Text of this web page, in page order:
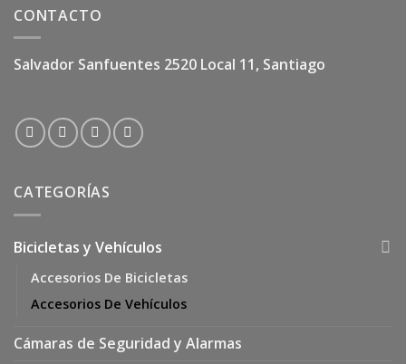
CONTACTO
Salvador Sanfuentes 2520 Local 11, Santiago
CATEGORÍAS
Bicicletas y Vehículos
Accesorios De Bicicletas
Accesorios De Vehículos
Cámaras de Seguridad y Alarmas